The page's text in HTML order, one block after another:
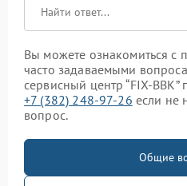
Вы можете ознакомиться
часто задаваемыми
сервисный центр “FIX-
+7 (382) 248-97-26 если не
вопрос.
Общие